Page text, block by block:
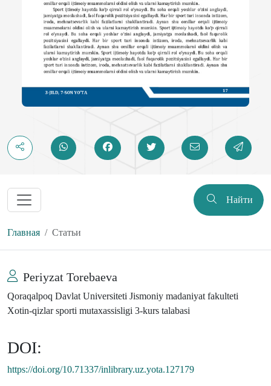
Найти
Главная Статьи
Periyzat Torebaeva
Qoraqalpoq Davlat Universiteti Jismoniy madaniyat fakulteti
Xotin-qizlar sporti mutaxassisligi 3-kurs talabasi
DOI:
https://doi.org/10.71337/inlibrary.uz.yota.127179